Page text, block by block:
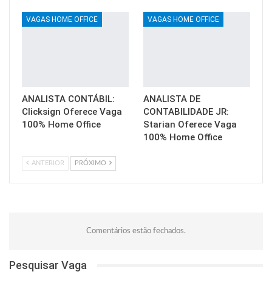
VAGAS HOME OFFICE
ANALISTA CONTÁBIL:
Clicksign Oferece Vaga
100% Home Office
VAGAS HOME OFFICE
ANALISTA DE
CONTABILIDADE JR:
Starian Oferece Vaga
100% Home Office
ANTERIOR PRÓXIMO
Comentários estão fechados.
Pesquisar Vaga